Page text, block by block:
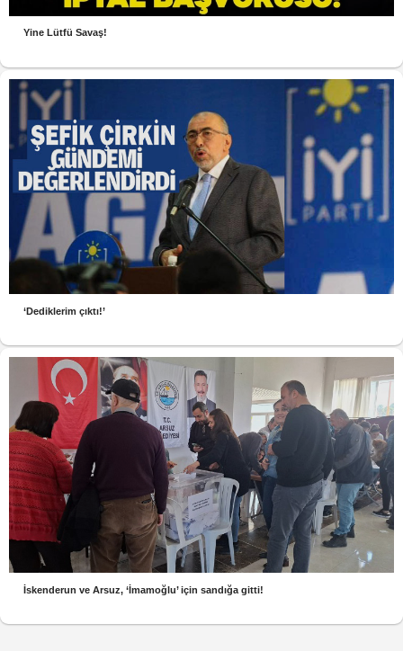
Yine Lütfü Savaş!
‘Dediklerim çıktı!’
İskenderun ve Arsuz, ‘İmamoğlu’ için sandığa gitti!